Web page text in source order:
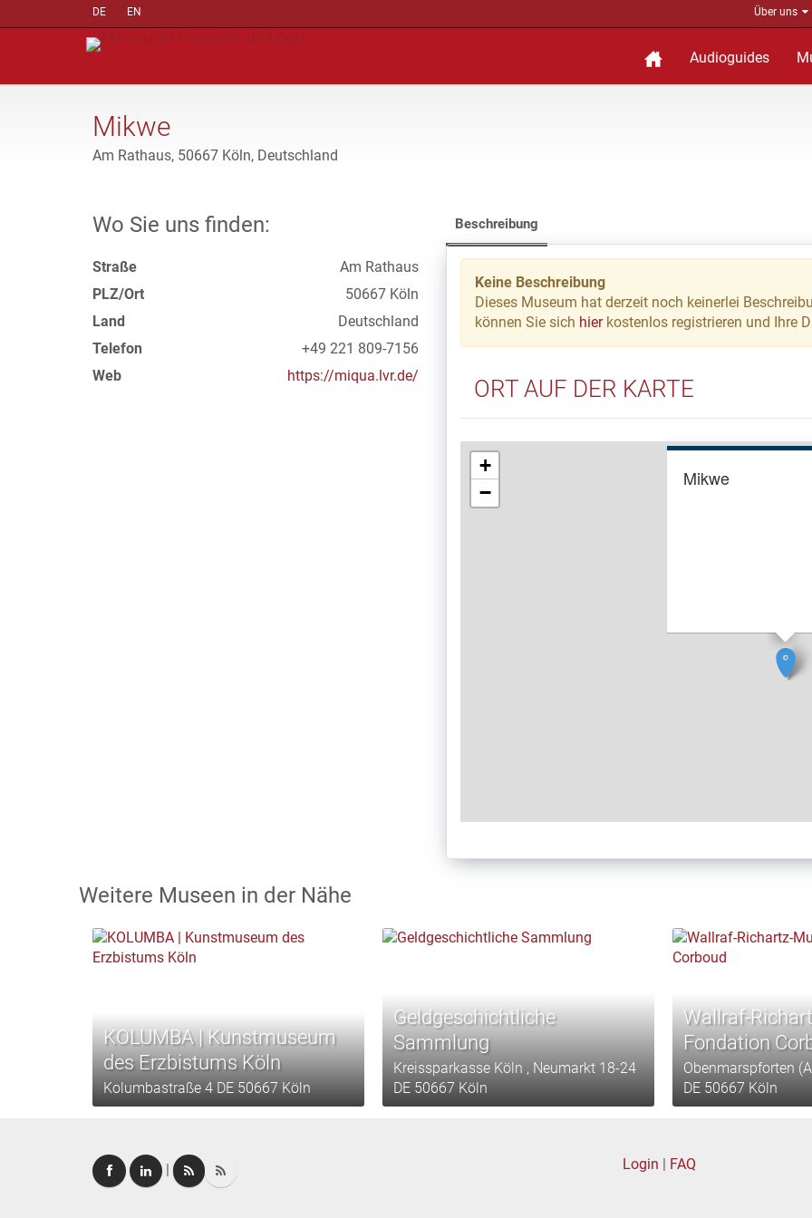
DE EN Über uns
Audioguides
Mikwe
Am Rathaus, 50667 Köln, Deutschland
Wo Sie uns finden:
Straße
Am Rathaus
PLZ/Ort
50667 Köln
Land
Deutschland
Telefon
+49 221 809-7156
Web
https://miqua.lvr.de/
Beschreibung
Keine Beschreibung
Dieses Museum hat derzeit noch keinerlei
können Sie sich hierkostenlos registrieren und Ihre
ORT AUF DER KARTE
Mikwe
+
−
Weitere Museen in der Nähe
KOLUMBA | Kunstmuseum
des Erzbistums Köln
Kolumbastraße 4 DE 50667 Köln
Geldgeschichtliche
Sammlung
Kreissparkasse Köln , Neumarkt 18-24
DE 50667 Köln
Wallraf-
Fondation
Obenmarspforten
DE 50667 Köln
Dokumentationszentrum
Login | FAQ